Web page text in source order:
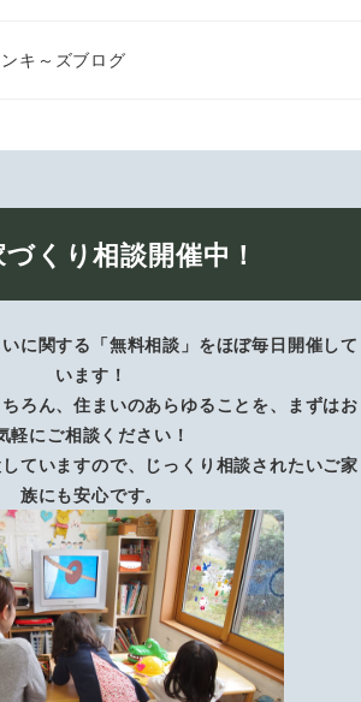
キ～ズブログ
くり相談開催中！
に関する「無料相談」をほぼ毎日開催して
います！
ろん、住まいのあらゆることを、まずはお
軽にご相談ください！
ていますので、じっくり相談されたいご家
族にも安心です。